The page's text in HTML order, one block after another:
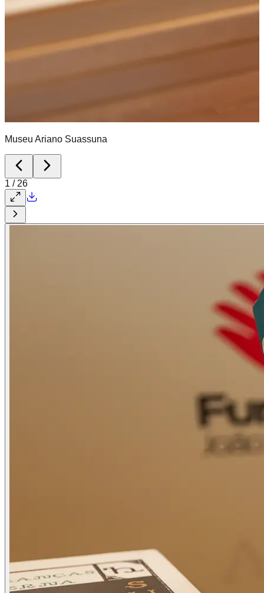
Museu Ariano Suassuna
1 / 26